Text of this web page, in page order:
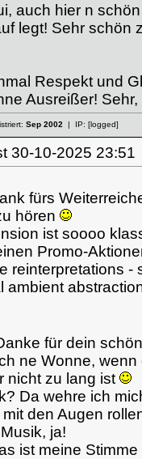
auch hier n
legt! Sehr schön
Respekt und
Ausreißer!
Sep 2002| IP: [logged]
30-10-2025
fürs
hören
ist soooo
Promo-
reinterpretations
ambient
für dein
ne Wonne,
nicht zu lang ist
Da wehre ich
mit den Augen
ja!
ist meine Stimme